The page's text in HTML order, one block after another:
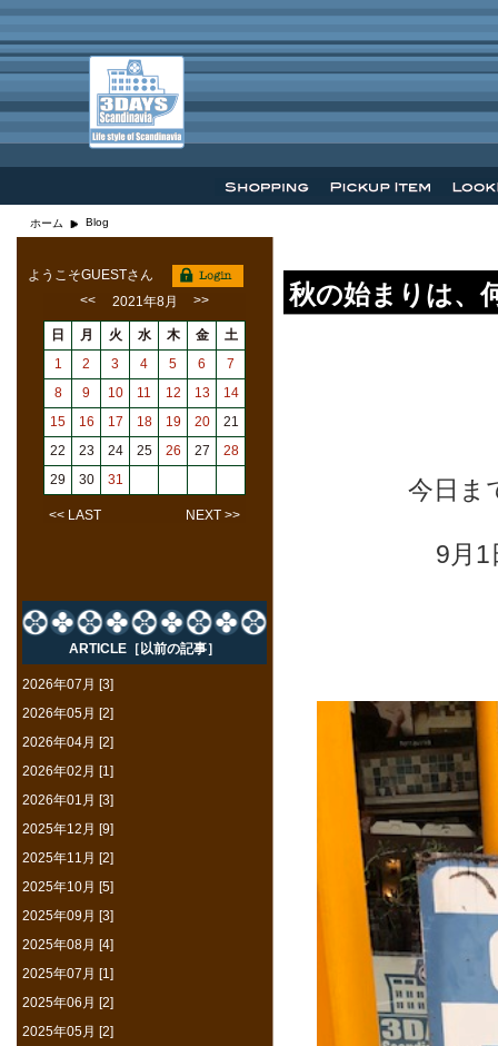
ホーム Blog
秋の始まりは、
今日ま
9月1
ようこそGUESTさん
<<
2021年8月 >>
日 月 火 水 木 金
土
1
2 3 4 5 6
7
8
9 10 11 12 13
14
15
16 17 18 19 20
21
22
23 24 25 26 27
28
29
30 31
<< LAST NEXT >>
ARTICLE［以前の記事］
2026年07月 [3]
2026年05月 [2]
2026年04月 [2]
2026年02月 [1]
2026年01月 [3]
2025年12月 [9]
2025年11月 [2]
2025年10月 [5]
2025年09月 [3]
2025年08月 [4]
2025年07月 [1]
2025年06月 [2]
2025年05月 [2]